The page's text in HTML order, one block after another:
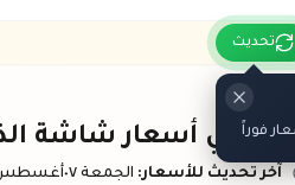
تحديث
فوراًباقي أسعار شاشة
آخر تحديث للأسعار: الجمعة ٠٧